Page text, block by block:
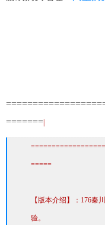
=======
=====
【版本介绍】：176秦
验。